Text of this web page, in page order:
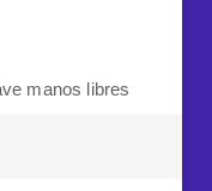
manos libres